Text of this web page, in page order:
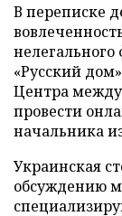
В переписке
«Русский
Центра
провести
начальника
Украинская
обсуждению